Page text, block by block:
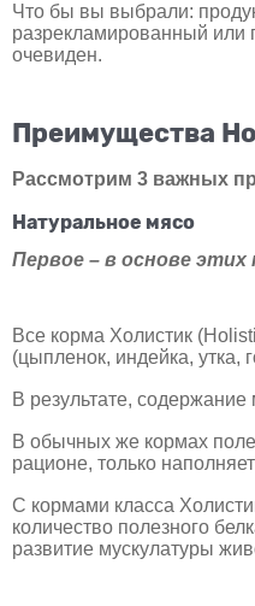
Что бы вы выбрали:
разрекламированный или
очевиден.
Преимущества
Рассмотрим 3 важных
Натуральное мясо
Первое – в основе
Все корма Холистик
(цыпленок, индейка, утка,
В результате,
В обычных же кормах
рационе, только
С кормами класса
количество полезного
развитие мускулатуры